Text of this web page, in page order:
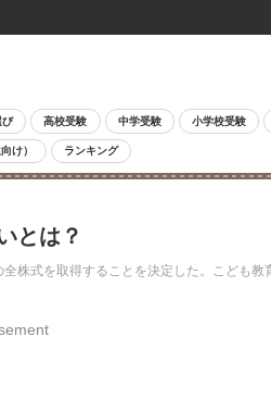
び 高校受験 中学受験 小学校受験
け） ランキング
とは？
式を取得することを決定した。こども